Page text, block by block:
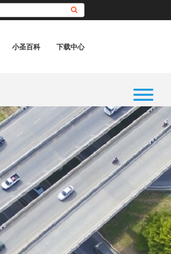
小圣百科 下载中心